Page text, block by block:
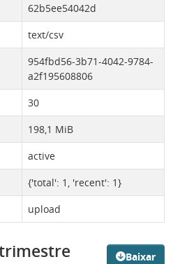
Baixar
62b5ee54042d
text/csv
954fbd56-3b71-4042-9784-
a2f195608806
30
198,1 MiB
active
{'total': 1, 'recent': 1}
upload